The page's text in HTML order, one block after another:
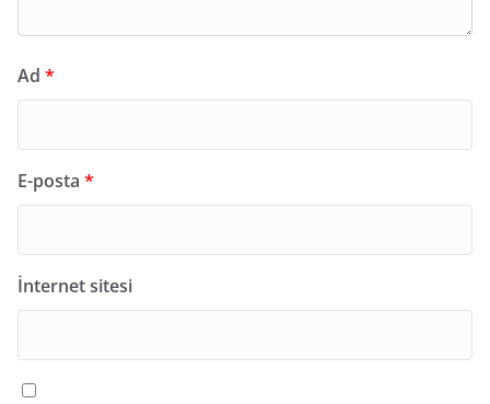
Ad *
E-posta *
İnternet sitesi